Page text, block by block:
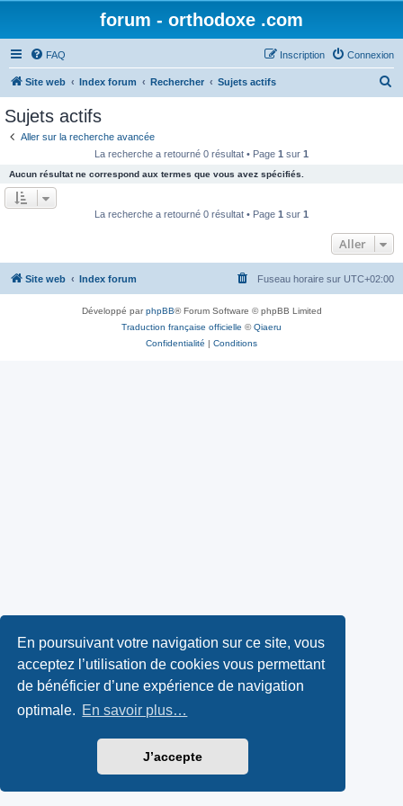
En poursuivant votre navigation sur ce site, vous
acceptez l’utilisation de cookies vous permettant
de bénéficier d’une expérience de navigation
optimale. En savoir plus…
J’accepte
forum - orthodoxe .com
FAQ Connexion
Inscription
Site web Index forum Rechercher Sujets actifs
e
r
Sujets actifs
Aller sur la recherche avancée
La recherche a retourné 0 résultat • Page 1 sur 1
Aucun résultat ne correspond aux termes que vous avez spécifiés.
La recherche a retourné 0 résultat • Page 1 sur 1
Aller
Site web Index forum Fuseau horaire sur UTC+02:00
Développé parphpBB® Forum Software © phpBB Limited
Traduction française officielle ©Qiaeru
Confidentialité | Conditions